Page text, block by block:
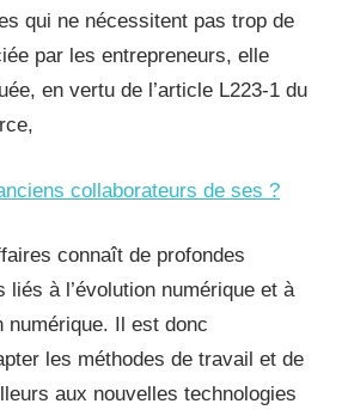
qui ne nécessitent pas trop de
par les entrepreneurs, elle
en vertu de l’article L223-1 du
collaborateurs de ses ?
connaît de profondes
liés à l’évolution numérique et à
numérique. Il est donc
les méthodes de travail et de
aux nouvelles technologies